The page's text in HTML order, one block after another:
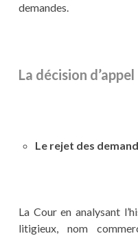
demandes.
La décision d’appel
Le rejet des
La Cour en analysant
litigieux, nom